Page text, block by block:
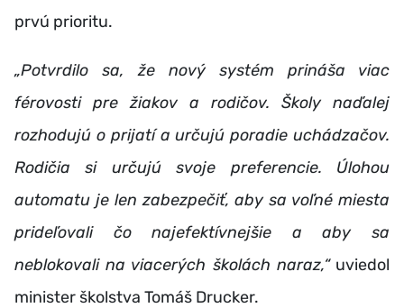
prvú prioritu.
„Potvrdilo sa, že nový systém prináša viac
férovosti pre žiakov a rodičov. Školy naďalej
rozhodujú o prijatí a určujú poradie uchádzačov.
Rodičia si určujú svoje preferencie. Úlohou
automatu je len zabezpečiť, aby sa voľné miesta
prideľovali čo najefektívnejšie a aby sa
neblokovali na viacerých školách naraz,“uviedol
minister školstva Tomáš Drucker.